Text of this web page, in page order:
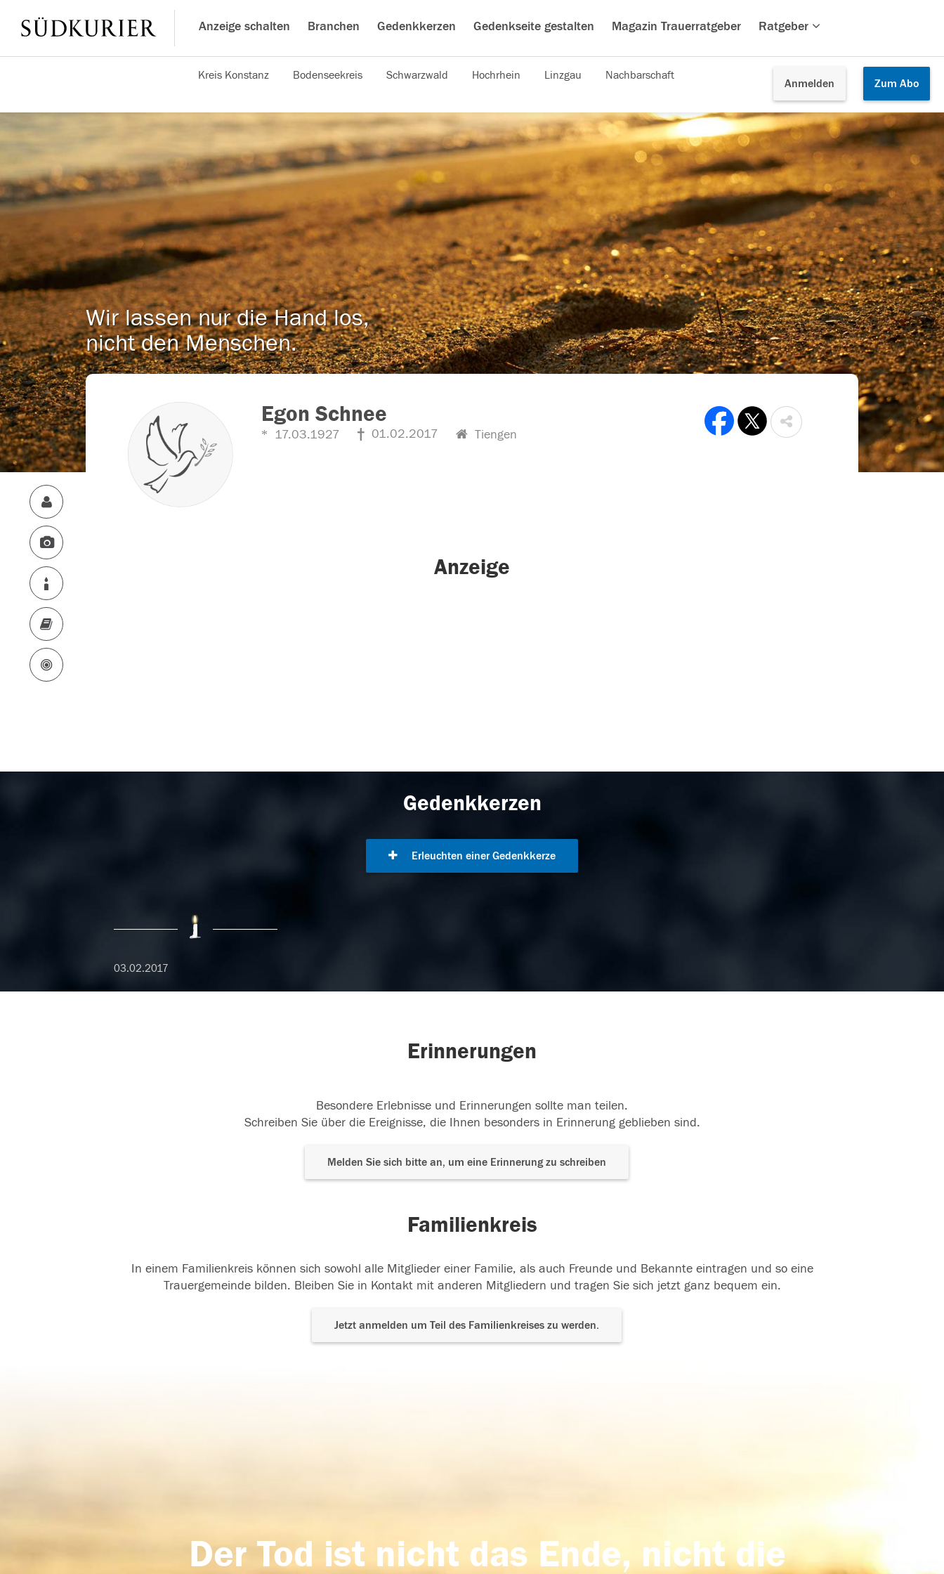
Anzeige schalten Branchen Gedenkkerzen Gedenkseite gestalten Magazin Trauerratgeber Ratgeber
Anmelden Zum Abo
Kreis Konstanz Bodenseekreis Schwarzwald Hochrhein Linzgau Nachbarschaft
Wir lassen nur die Hand los,
nicht den Menschen.
Egon Schnee
17.03.1927 01.02.2017 Tiengen
Anzeige
Gedenkkerzen
Erleuchten einer Gedenkkerze
03.02.2017
Erinnerungen
Besondere Erlebnisse und Erinnerungen sollte man teilen.
Schreiben Sie über die Ereignisse, die Ihnen besonders in Erinnerung geblieben sind.
Melden Sie sich bitte an, um eine Erinnerung zu schreiben
Familienkreis
In einem Familienkreis können sich sowohl alle Mitglieder einer Familie, als auch Freunde und Bekannte eintragen und so eine
Trauergemeinde bilden. Bleiben Sie in Kontakt mit anderen Mitgliedern und tragen Sie sich jetzt ganz bequem ein.
Jetzt anmelden um Teil des Familienkreises zu werden.
Der Tod ist nicht das Ende, nicht die